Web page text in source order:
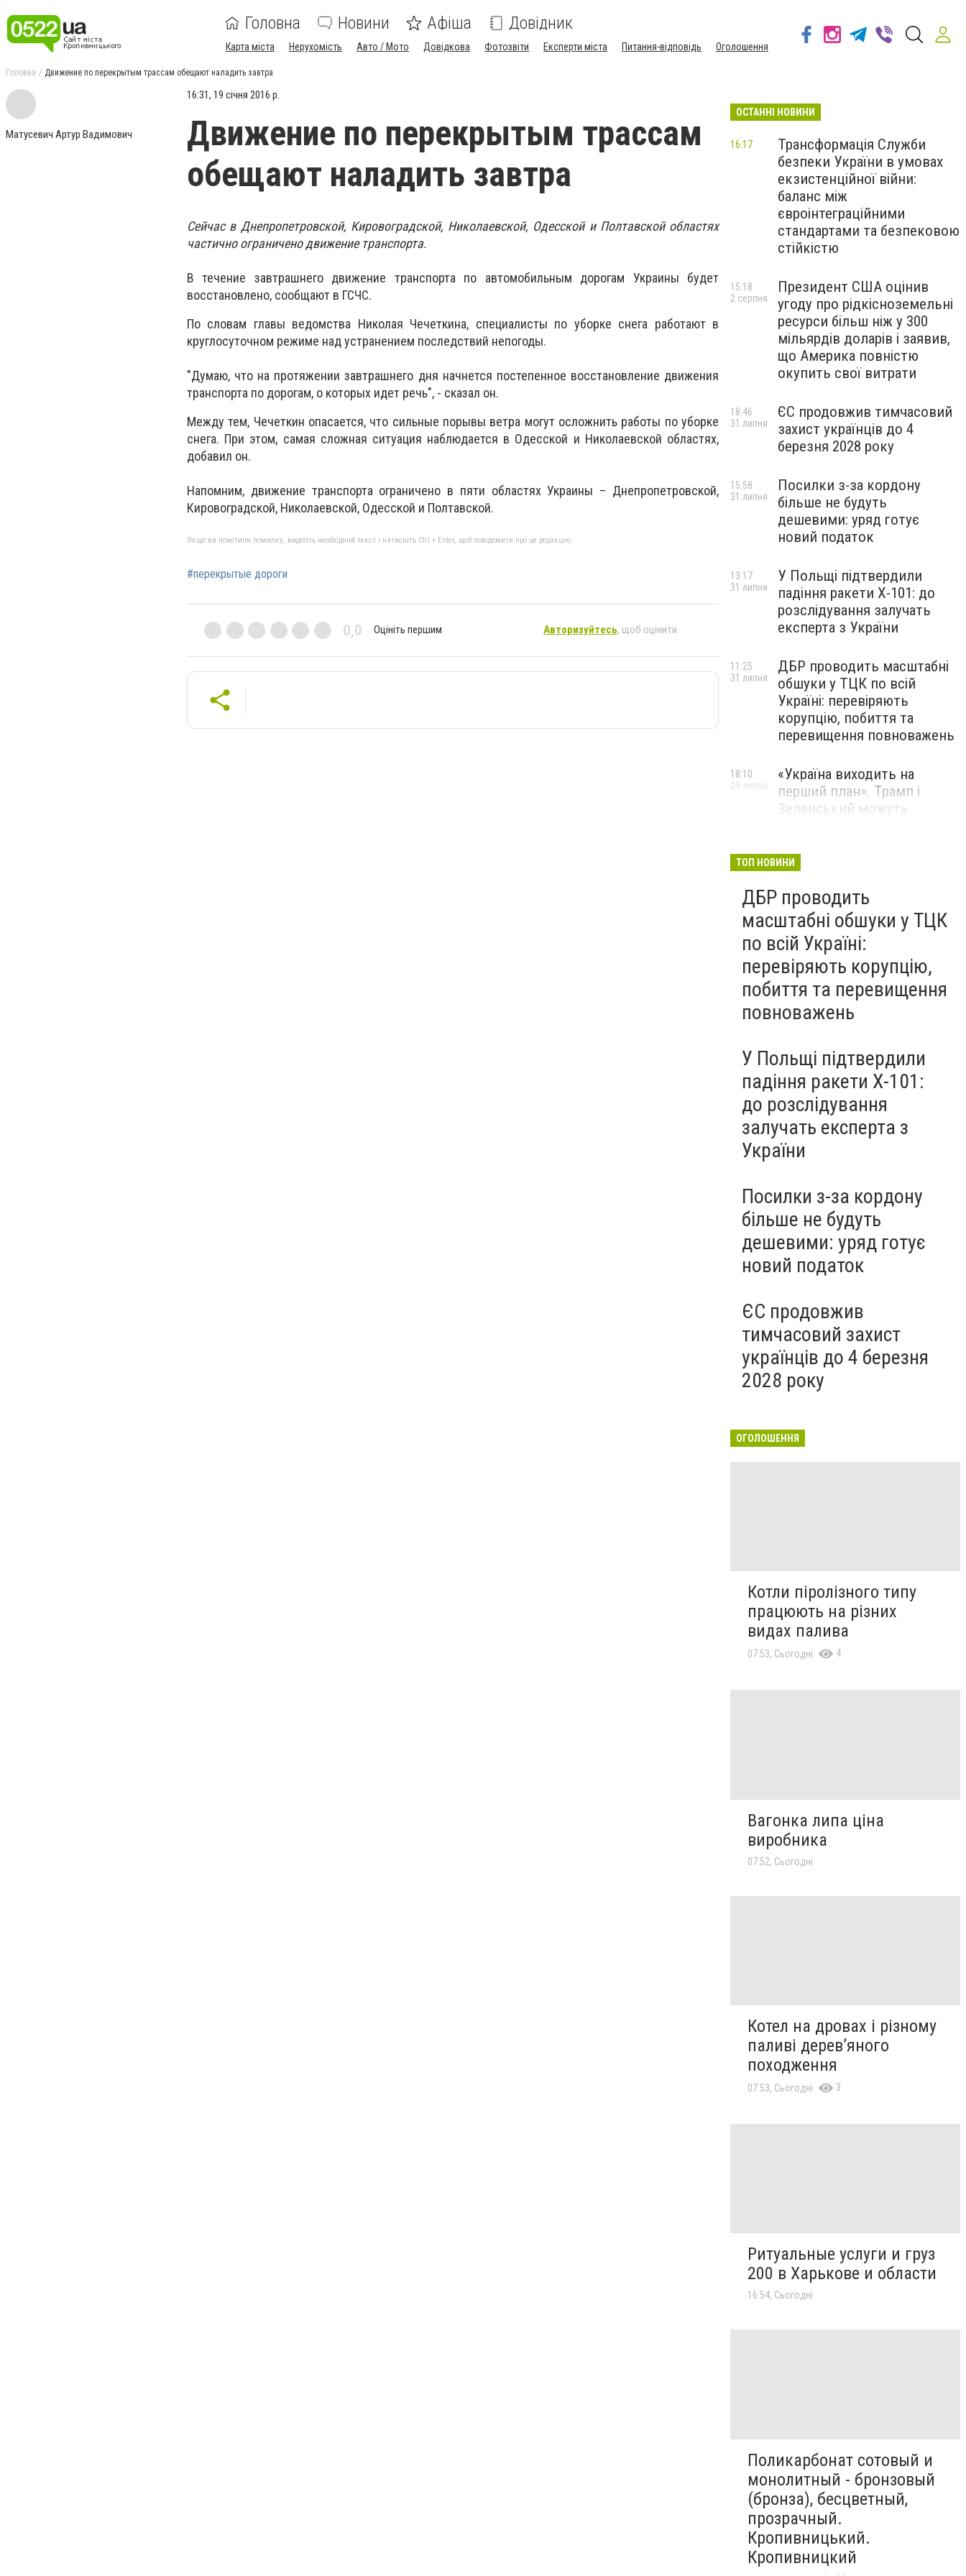
Головна Новини Афіша Довідник
Карта міста Нерухомість Авто / Мото Довідкова Фотозвіти Експерти міста Питання-відповідь Оголошення
Головна Движение по перекрытым трассам обещают наладить завтра
Матусевич Артур Вадимович
16:31, 19 січня 2016 р.
Движение по перекрытым трассам
обещают наладить завтра
Сейчас в Днепропетровской, Кировоградской, Николаевской, Одесской и Полтавской областях
частично ограничено движение транспорта.
В течение завтрашнего движение транспорта по автомобильным дорогам Украины будет
восстановлено, сообщают в ГСЧС.
По словам главы ведомства Николая Чечеткина, специалисты по уборке снега работают в
круглосуточном режиме над устранением последствий непогоды.
"Думаю, что на протяжении завтрашнего дня начнется постепенное восстановление движения
транспорта по дорогам, о которых идет речь", - сказал он.
Между тем, Чечеткин опасается, что сильные порывы ветра могут осложнить работы по уборке
снега. При этом, самая сложная ситуация наблюдается в Одесской и Николаевской областях,
добавил он.
Напомним, движение транспорта ограничено в пяти областях Украины – Днепропетровской,
Кировоградской, Николаевской, Одесской и Полтавской.
Якщо ви помітили помилку, виділіть необхідний текст і натисніть Ctrl + Enter, щоб повідомити про це редакцію
#перекрытые дороги
0,0 Оцініть першим Авторизуйтесь, щоб оцінити
ОСТАННІ НОВИНИ
Трансформація Служби
безпеки України в умовах
екзистенційної війни:
баланс між
євроінтеграційними
стандартами та безпековою
стійкістю
16:17
Президент США оцінив
угоду про рідкісноземельні
ресурси більш ніж у 300
мільярдів доларів і заявив,
що Америка повністю
окупить свої витрати
15:18
2 серпня
ЄС продовжив тимчасовий
захист українців до 4
березня 2028 року
18:46
31 липня
Посилки з-за кордону
більше не будуть
дешевими: уряд готує
новий податок
15:58
31 липня
У Польщі підтвердили
падіння ракети Х-101: до
розслідування залучать
експерта з України
13:17
31 липня
ДБР проводить масштабні
обшуки у ТЦК по всій
Україні: перевіряють
корупцію, побиття та
перевищення повноважень
11:25
31 липня
«Україна виходить на
перший план». Трамп і
Зеленський можуть
18:10
29 липня
навчання зі зміцнення
доброчесності й
ефективного урядування
29 липня
ТОП НОВИНИ
ДБР проводить
масштабні обшуки у ТЦК
по всій Україні:
перевіряють корупцію,
побиття та перевищення
повноважень
У Польщі підтвердили
падіння ракети Х-101:
до розслідування
залучать експерта з
України
Посилки з-за кордону
більше не будуть
дешевими: уряд готує
новий податок
ЄС продовжив
тимчасовий захист
українців до 4 березня
2028 року
ОГОЛОШЕННЯ
Котли піролізного типу
працюють на різних
видах палива
07:53, Сьогодні 4
Вагонка липа ціна
виробника
07:52, Сьогодні
Котел на дровах і різному
паливі дерев’яного
походження
07:53, Сьогодні 3
Ритуальные услуги и груз
200 в Харькове и области
16:54, Сьогодні
Поликарбонат сотовый и
монолитный - бронзовый
(бронза), бесцветный,
прозрачный.
Кропивницький.
Кропивницкий